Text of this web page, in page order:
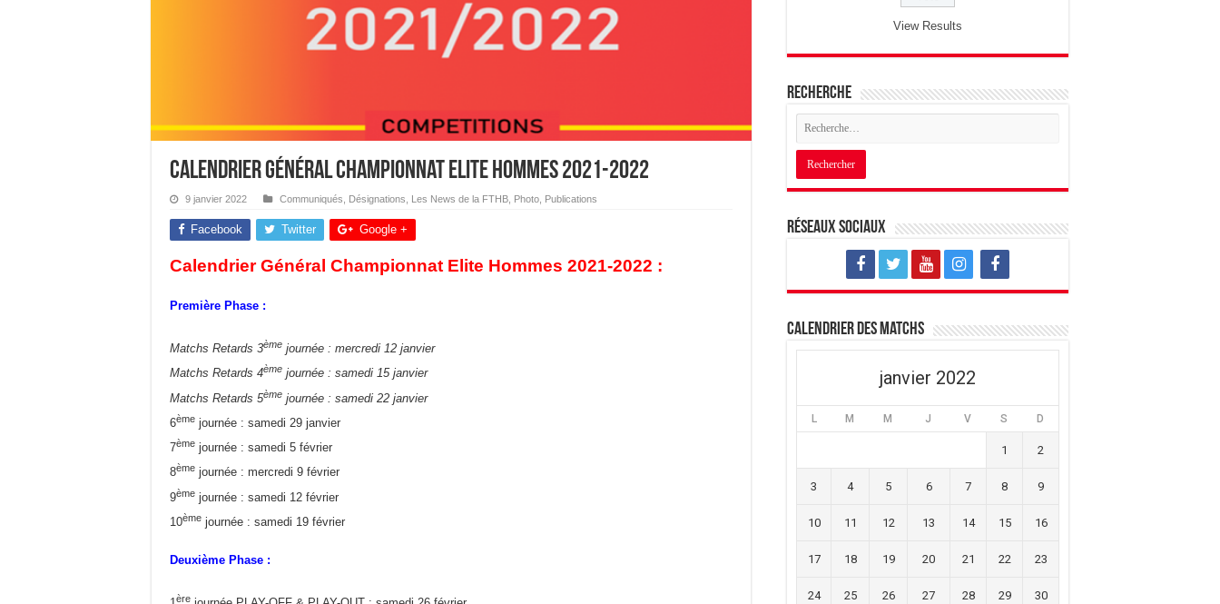
Calendrier Général Championnat Elite Hommes 2021-2022
9 janvier 2022 Communiqués Désignations Les News de la FTHB Photo Publications
Facebook Twitter Google +
Calendrier Général Championnat Elite Hommes 2021-2022 :
Première Phase :
Matchs Retards 3ème journée : mercredi 12 janvier
Matchs Retards 4ème journée : samedi 15 janvier
Matchs Retards 5ème journée : samedi 22 janvier
6ème journée : samedi 29 janvier
7ème journée : samedi 5 février
8ème journée : mercredi 9 février
9ème journée : samedi 12 février
10ème journée : samedi 19 février
Deuxième Phase :
ère
View Results
Recherche
Réseaux sociaux
Calendrier des matchs
janvier 2022
L M M J V S D
1 2
3 4 5 6 7 8 9
10 11 12 13 14 15 16
17 18 19 20 21 22 23
24 25 26 27 28 29 30